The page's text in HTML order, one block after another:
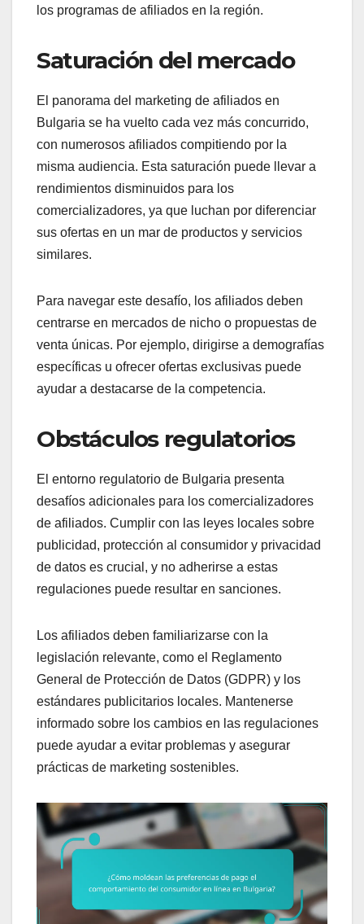
los programas de afiliados en la región.
Saturación del mercado
El panorama del marketing de afiliados en
Bulgaria se ha vuelto cada vez más concurrido,
con numerosos afiliados compitiendo por la
misma audiencia. Esta saturación puede llevar a
rendimientos disminuidos para los
comercializadores, ya que luchan por diferenciar
sus ofertas en un mar de productos y servicios
similares.
Para navegar este desafío, los afiliados deben
centrarse en mercados de nicho o propuestas de
venta únicas. Por ejemplo, dirigirse a demografías
específicas u ofrecer ofertas exclusivas puede
ayudar a destacarse de la competencia.
Obstáculos regulatorios
El entorno regulatorio de Bulgaria presenta
desafíos adicionales para los comercializadores
de afiliados. Cumplir con las leyes locales sobre
publicidad, protección al consumidor y privacidad
de datos es crucial, y no adherirse a estas
regulaciones puede resultar en sanciones.
Los afiliados deben familiarizarse con la
legislación relevante, como el Reglamento
General de Protección de Datos (GDPR) y los
estándares publicitarios locales. Mantenerse
informado sobre los cambios en las regulaciones
puede ayudar a evitar problemas y asegurar
prácticas de marketing sostenibles.